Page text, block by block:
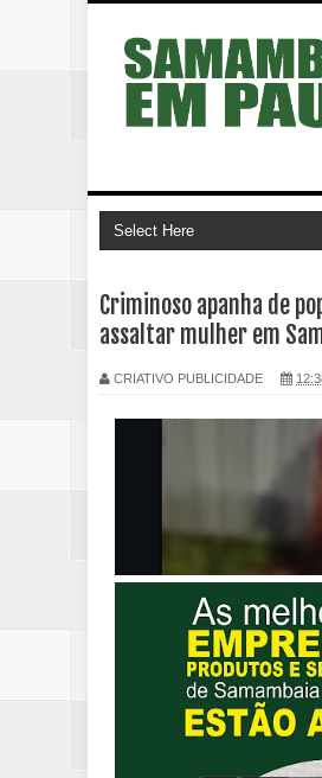
Criminoso apanha de
assaltar mulher em
CRIATIVO PUBLICIDADE